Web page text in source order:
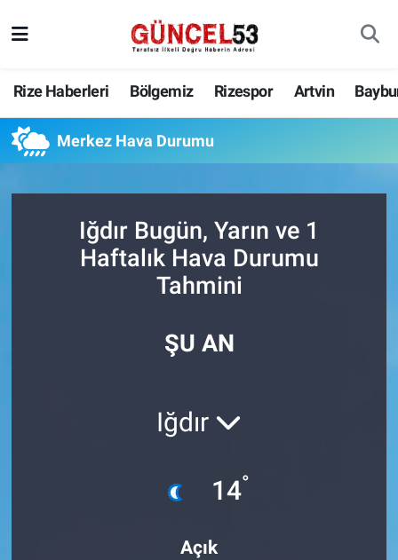
Rize Haberleri Bölgemiz Rizespor Artvin
Merkez Hava Durumu
Iğdır Bugün, Yarın ve 1
Haftalık Hava Durumu
Tahmini
ŞU AN
Iğdır
14°
Açık